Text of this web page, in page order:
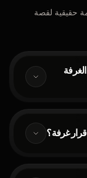
حقيقية لقصة
قرار غرفة؟